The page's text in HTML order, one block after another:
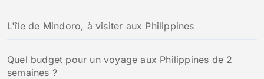
L'île de Mindoro, à visiter aux Philippines
Quel budget pour un voyage aux Philippines de 2
semaines ?